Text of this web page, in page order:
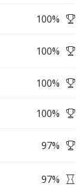
100%
100%
100%
100%
97%
97%